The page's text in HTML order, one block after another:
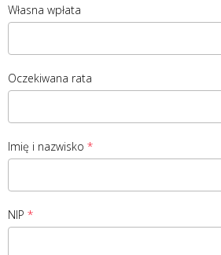
Własna wpłata
Oczekiwana rata
Imię i nazwisko
NIP